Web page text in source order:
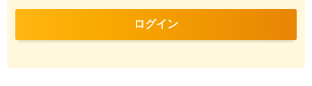
ログイン